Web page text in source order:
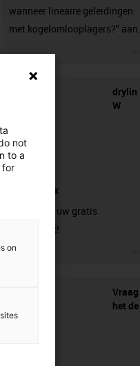
wanneer lineaire geleidingen
met kogelomlooplagers?" aan.
drylin
W
sample box
Bestel hier uw gratis
samplebox!
Vraag
het de
not
to a
for
on